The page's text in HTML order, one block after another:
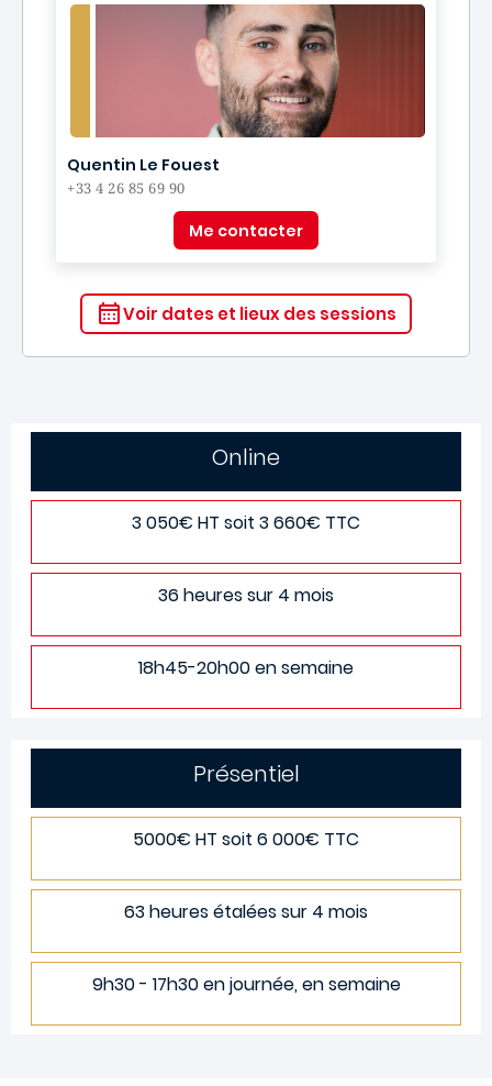
Quentin Le Fouest
+33 4 26 85 69 90
Me contacter
Voir dates et lieux des sessions
Online
3 050€ HT soit 3 660€ TTC
36 heures sur 4 mois
18h45-20h00 en semaine
Présentiel
5000€ HT soit 6 000€ TTC
63 heures étalées sur 4 mois
9h30 - 17h30 en journée, en semaine